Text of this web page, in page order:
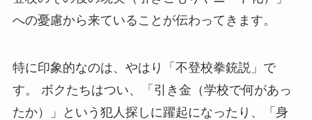
への憂慮から来ていることが伝わってきます。
特に印象的なのは、やはり「不登校拳銃説」で
す。 ボクたちはつい、「引き金（学校で何があっ
たか）」という犯人探しに躍起になったり、「身